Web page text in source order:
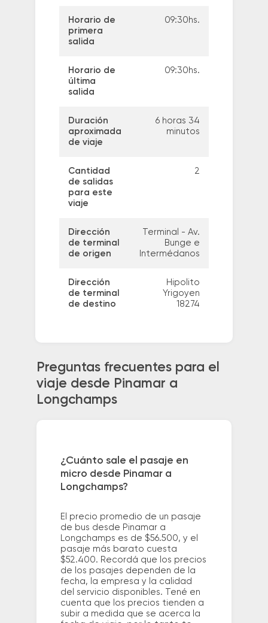
Horario de
primera
salida
09:30hs.
Horario de
última
salida
09:30hs.
Duración
aproximada
de viaje
6 horas 34
minutos
Cantidad
de salidas
para este
viaje
2
Dirección
de terminal
de origen
Terminal - Av.
Bunge e
Intermédanos
Dirección
de terminal
de destino
Hipolito
Yrigoyen
18274
Preguntas frecuentes para el
viaje desde Pinamar a
Longchamps
¿Cuánto sale el pasaje en
micro desde Pinamar a
Longchamps?
El precio promedio de un pasaje
de bus desde Pinamar a
Longchamps es de $56.500, y el
pasaje más barato cuesta
$52.400. Recordá que los precios
de los pasajes dependen de la
fecha, la empresa y la calidad
del servicio disponibles. Tené en
cuenta que los precios tienden a
subir a medida que se acerca la